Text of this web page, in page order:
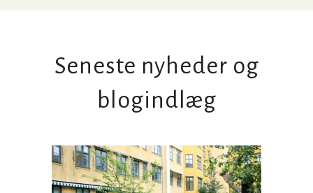
Seneste nyheder og
blogindlæg